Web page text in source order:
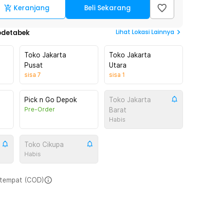
Keranjang Beli Sekarang
Lihat Lokasi Lainnya
Toko Jakarta
Pusat
sisa 7
Toko Jakarta
Utara
sisa 1
Pick n Go Depok
Pre-Order
Toko Jakarta
Barat
Habis
Toko Cikupa
Habis
(COD)